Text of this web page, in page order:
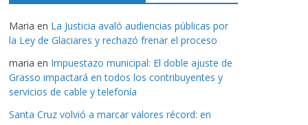
Maria en La Justicia avaló audiencias públicas por
la Ley de Glaciares y rechazó frenar el proceso
maria en Impuestazo municipal: El doble ajuste de
Grasso impactará en todos los contribuyentes y
servicios de cable y telefonía
Santa Cruz volvió a marcar valores récord: en